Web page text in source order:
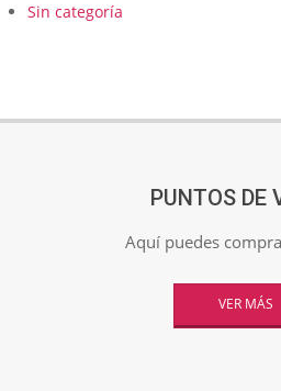
Sin categoría
PUNTOS DE
Aquí puedes
VER MÁS